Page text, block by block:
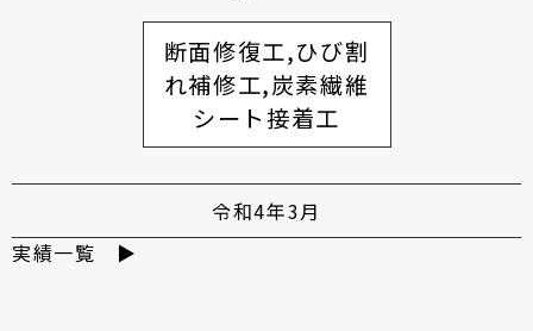
断面修復工,ひび割
れ補修工,炭素繊維
シート接着工
令和4年3月
実績一覧 ▶︎